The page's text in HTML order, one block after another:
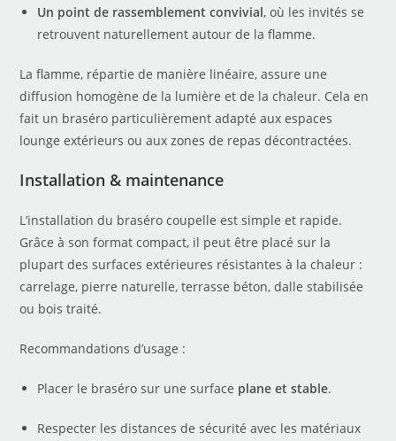
Un point de rassemblement convivial, où les invités se
retrouvent naturellement autour de la flamme.
La flamme, répartie de manière linéaire, assure une
diffusion homogène de la lumière et de la chaleur. Cela en
fait un braséro particulièrement adapté aux espaces
lounge extérieurs ou aux zones de repas décontractées.
Installation & maintenance
L’installation du braséro coupelle est simple et rapide.
Grâce à son format compact, il peut être placé sur la
plupart des surfaces extérieures résistantes à la chaleur :
carrelage, pierre naturelle, terrasse béton, dalle stabilisée
ou bois traité.
Recommandations d’usage :
Placer le braséro sur une surface plane et stable.
Respecter les distances de sécurité avec les matériaux